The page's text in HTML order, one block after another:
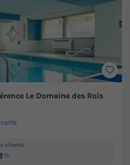
Le Domaine des Rois
clients
/10